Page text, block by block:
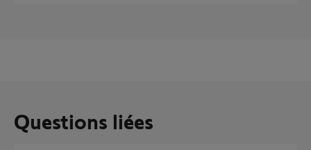
Questions liées